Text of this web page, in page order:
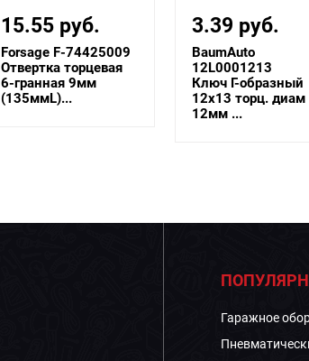
15.55 руб.
Forsage F-74425009
Отвертка торцевая
6-гранная 9мм
(135ммL)...
3.39 руб.
BaumAuto
12L0001213
Ключ Г-образный
12х13 торц. диам
12мм ...
Гаражное